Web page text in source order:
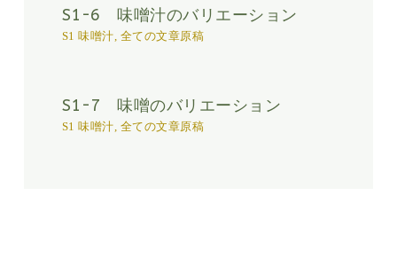
S1-6 味噌汁のバリエーション
S1 味噌汁, 全ての文章原稿
S1-7 味噌のバリエーション
S1 味噌汁, 全ての文章原稿